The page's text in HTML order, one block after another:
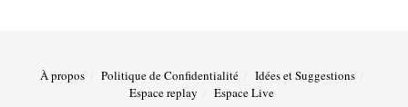
À propos Politique de Confidentialité
Idées et Suggestions
Espace replay
Espace Live